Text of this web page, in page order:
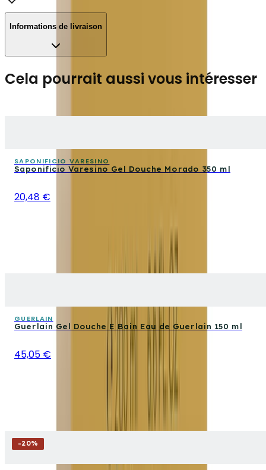
Informations de livraison
Cela pourrait aussi vous intéresser
SAPONIFICIO VARESINO
Saponificio Varesino Gel Douche Morado 350 ml
20,48 €
GUERLAIN
Guerlain Gel Douche E Bain Eau de Guerlain 150 ml
45,05 €
-20%